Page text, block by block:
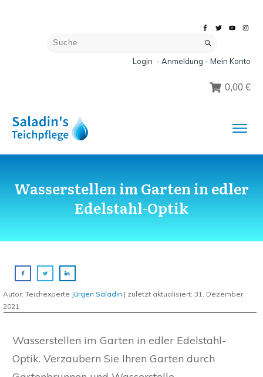
Login - Anmeldung - Mein Konto
0,00 €
Wasserstellen im Garten in edler
Edelstahl-Optik
Autor: Teichexperte Jürgen Saladin | zuletzt aktualisiert: 31. Dezember
2021
Wasserstellen im Garten in edler Edelstahl-
Optik. Verzaubern Sie Ihren Garten durch